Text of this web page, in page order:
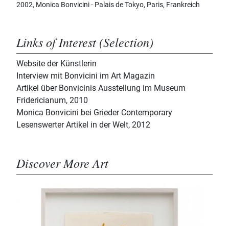
2002, Monica Bonvicini - Palais de Tokyo, Paris, Frankreich
Links of Interest (Selection)
Website der Künstlerin
Interview mit Bonvicini im Art Magazin
Artikel über Bonvicinis Ausstellung im Museum
Fridericianum, 2010
Monica Bonvicini bei Grieder Contemporary
Lesenswerter Artikel in der Welt, 2012
Discover More Art